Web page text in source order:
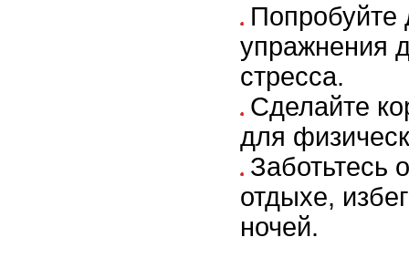
Попробуйте
упражнения
стресса.
Сделайте
для
Заботьтесь
отдыхе,
ночей.